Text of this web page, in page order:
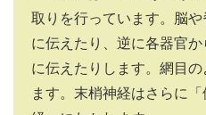
取りを行っています。脳
に伝えたり、逆に各器官
に伝えたりします。網目
ます。末梢神経はさらに